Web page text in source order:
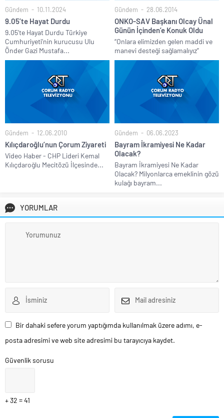
Gündem 10.11.2024
9.05’te Hayat Durdu
9.05’te Hayat Durdu Türkiye
Cumhuriyeti’nin kurucusu Ulu
Önder Gazi Mustafa...
Gündem 28.06.2014
ONKO-SAV Başkanı Olcay Ünal
Günün İçinden’e Konuk Oldu
“Onlara elimizden gelen maddi ve
manevi desteği sağlamalıyız”
Gündem 12.06.2010
Kılıçdaroğlu’nun Çorum Ziyareti
Video Haber - CHP Lideri Kemal
Kılıçdaroğlu Mecitözü İlçesinde...
Gündem 06.06.2023
Bayram İkramiyesi Ne Kadar
Olacak?
Bayram İkramiyesi Ne Kadar
Olacak? Milyonlarca emeklinin gözü
kulağı bayram...
YORUMLAR
Bir dahaki sefere yorum yaptığımda kullanılmak üzere adımı, e-
posta adresimi ve web site adresimi bu tarayıcıya kaydet.
Güvenlik sorusu
+ 32 = 41